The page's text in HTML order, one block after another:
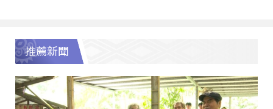
推薦新聞